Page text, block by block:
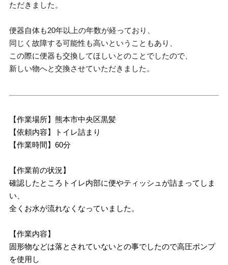
ただきました。
便器自体も20年以上の年数が経っており、
同じく故障する可能性も高いということもあり、
この際に便器も交換してほしいとのことでしたので、
新しい物へと交換させていただきました。
【作業場所】熊本市中央区黒髪
【依頼内容】トイレ詰まり
【作業時間】60分
【作業前の状況】
確認したところトイレ内部に便やティッシュが詰まってしま
い、
全くお水が流れなくなっていました。
【作業内容】
固形物などは落とされていないとの事でしたので高圧ポンプ
を使用し